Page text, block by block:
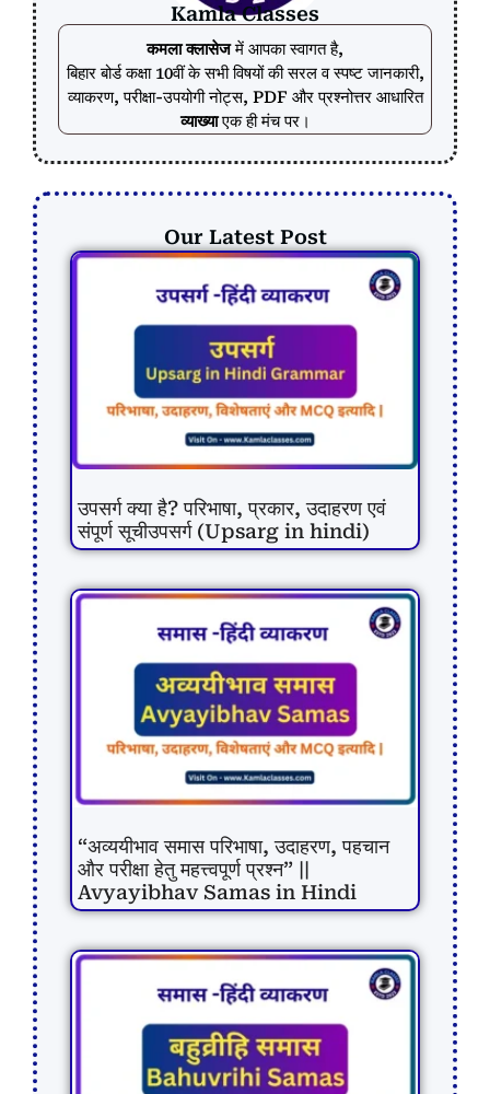
Kamla Classes
कमला क्लासेजमें आपका स्वागत है,
बिहार बोर्ड कक्षा 10वीं के सभी विषयों की सरल व स्पष्ट जानकारी,
व्याकरण, परीक्षा-उपयोगी नोट्स, PDF और प्रश्नोत्तर आधारित
व्याख्याएक ही मंच पर।
Our Latest Post
उपसर्ग क्या है? परिभाषा, प्रकार, उदाहरण एवं
संपूर्ण सूचीउपसर्ग (Upsarg in hindi)
“अव्ययीभाव समास परिभाषा, उदाहरण, पहचान
और परीक्षा हेतु महत्त्वपूर्ण प्रश्न” ||
Avyayibhav Samas in Hindi